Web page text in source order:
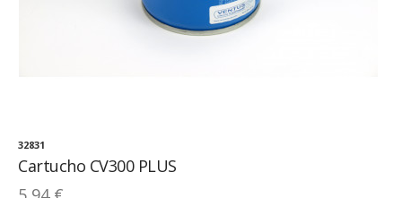
32831
Cartucho CV300 PLUS